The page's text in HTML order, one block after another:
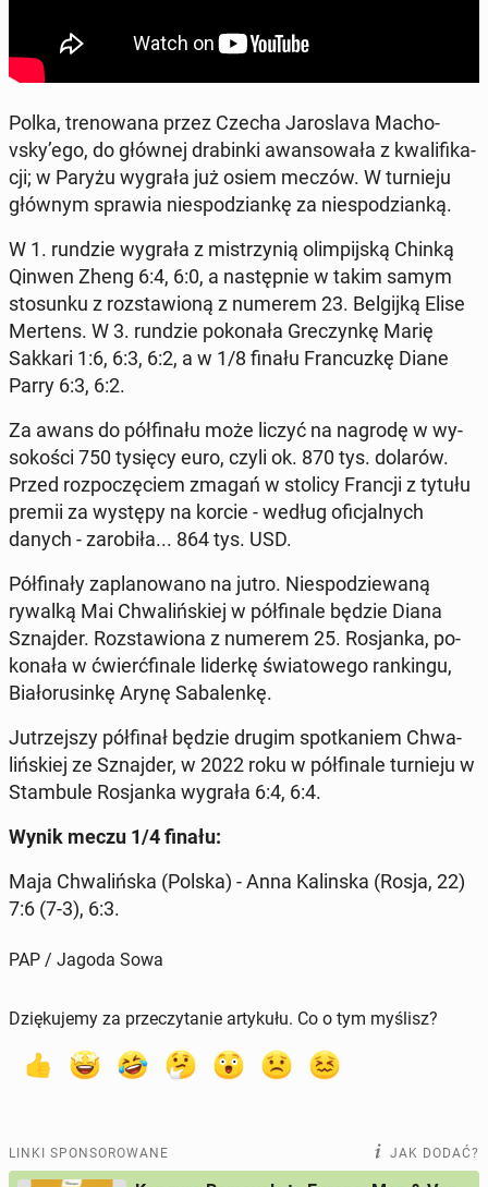
Polka, tre­no­wa­na przez Czecha Ja­ro­sla­va Ma­cho­
vsky’ego, do głównej dra­bin­ki awan­so­wa­ła z kwa­li­fi­ka­
cji; w Paryżu wygrała już osiem meczów. W tur­nie­ju
głównym sprawia nie­spo­dzian­kę za nie­spo­dzian­ką.
W 1. rundzie wygrała z mi­strzy­nią olim­pij­ską Chinką
Qinwen Zheng 6:4, 6:0, a na­stęp­nie w takim samym
sto­sun­ku z roz­sta­wio­ną z numerem 23. Bel­gij­ką Elise
Mertens. W 3. rundzie po­ko­na­ła Gre­czyn­kę Marię
Sakkari 1:6, 6:3, 6:2, a w 1/8 finału Fran­cuz­kę Diane
Parry 6:3, 6:2.
Za awans do pół­fi­na­łu może liczyć na nagrodę w wy­
so­ko­ści 750 tysięcy euro, czyli ok. 870 tys. dolarów.
Przed roz­po­czę­ciem zmagań w stolicy Francji z tytułu
premii za występy na korcie - według ofi­cjal­nych
danych - za­ro­bi­ła... 864 tys. USD.
Pół­fi­na­ły za­pla­no­wa­no na jutro. Nie­spo­dzie­wa­ną
rywalką Mai Chwa­liń­skiej w pół­fi­na­le będzie Diana
Sznaj­der. Roz­sta­wio­na z numerem 25. Ro­sjan­ka, po­
ko­na­ła w ćwierć­fi­na­le liderkę świa­to­we­go ran­kin­gu,
Bia­ło­ru­sin­kę Arynę Sa­ba­len­kę.
Ju­trzej­szy pół­fi­nał będzie drugim spo­tka­niem Chwa­
liń­skiej ze Sznaj­der, w 2022 roku w pół­fi­na­le tur­nie­ju w
Stam­bu­le Ro­sjan­ka wygrała 6:4, 6:4.
Wynik meczu 1/4 finału:
Maja Chwa­liń­ska (Polska) - Anna Ka­lin­ska (Rosja, 22)
7:6 (7-3), 6:3.
PAP / Jagoda Sowa
Dziękujemy za przeczytanie artykułu. Co o tym myślisz?
LINKI SPONSOROWANE JAK DODAĆ?